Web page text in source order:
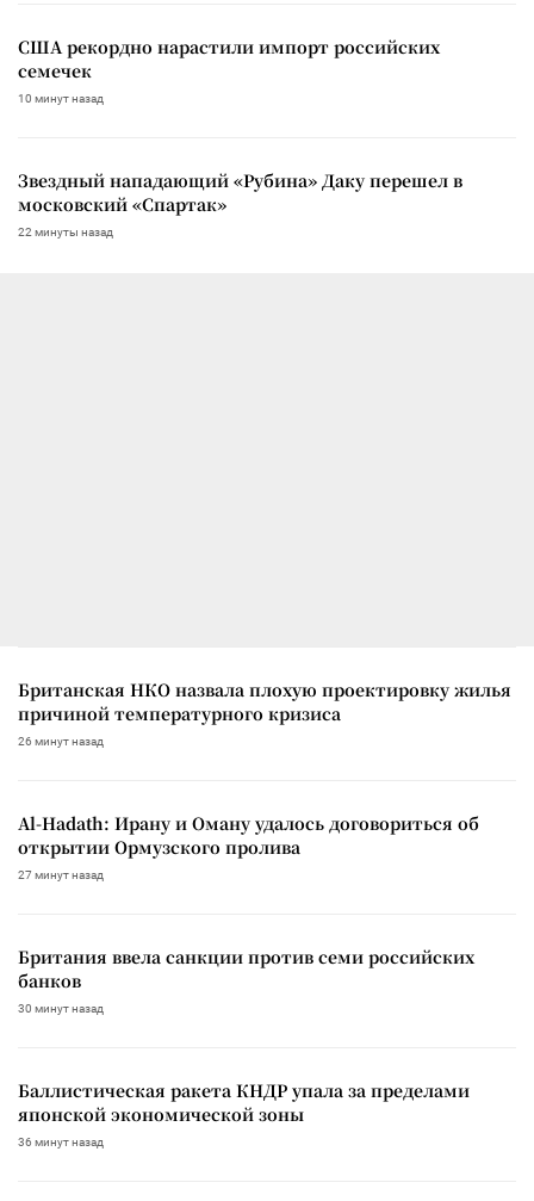
США рекордно нарастили импорт российских
семечек
10 минут назад
Звездный нападающий «Рубина» Даку перешел в
московский «Спартак»
22 минуты назад
Британская НКО назвала плохую проектировку жилья
причиной температурного кризиса
26 минут назад
Al-Hadath: Ирану и Оману удалось договориться об
открытии Ормузского пролива
27 минут назад
Британия ввела санкции против семи российских
банков
30 минут назад
Баллистическая ракета КНДР упала за пределами
японской экономической зоны
36 минут назад